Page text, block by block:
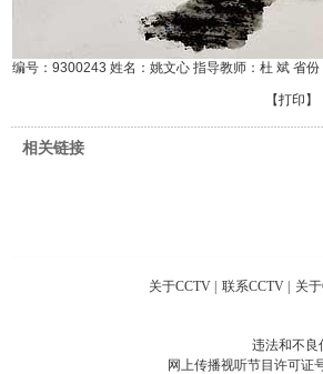
编号：9300243 姓名：姚文心 指导教师：杜 斌 省份
【打印 】
相关链接
关于CCTV 联系CCTV 关
违法和不良
网上传播视听节目许可证